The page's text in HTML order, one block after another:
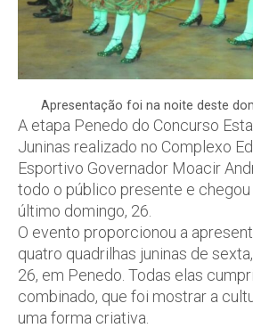
Apresentação foi na noite deste
A etapa Penedo do Concurso
Juninas realizado no Complexo
Esportivo Governador Moacir
todo o público presente e
último domingo, 26.
O evento proporcionou a
quatro quadrilhas juninas de
26, em Penedo. Todas elas
combinado, que foi mostrar a
uma forma criativa.